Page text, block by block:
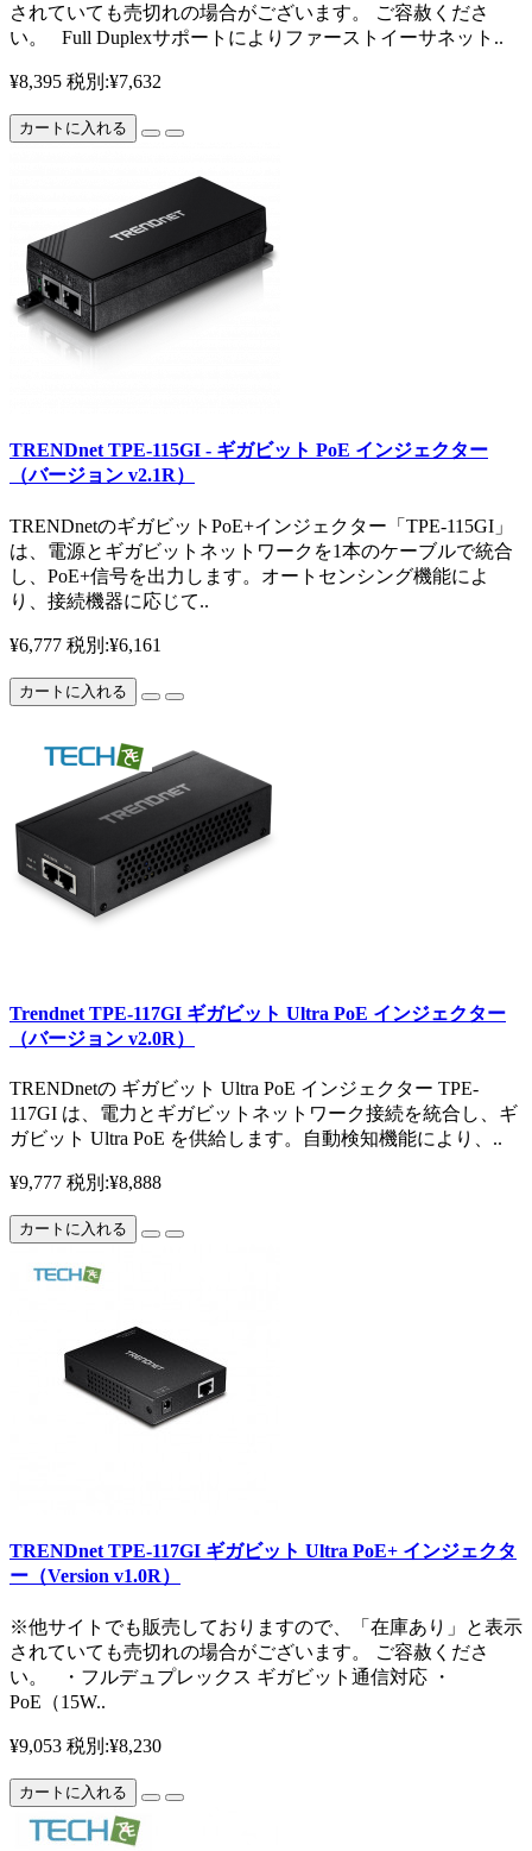
されていても売切れの場合がございます。 ご容赦くださ
い。 Full Duplexサポートによりファーストイーサネット..
¥8,395 税別:¥7,632
カートに入れる
TRENDnet TPE-115GI - ギガビット PoE インジェクター
（バージョン v2.1R）
TRENDnetのギガビットPoE+インジェクター「TPE-115GI」
は、電源とギガビットネットワークを1本のケーブルで統合
し、PoE+信号を出力します。オートセンシング機能によ
り、接続機器に応じて..
¥6,777 税別:¥6,161
カートに入れる
Trendnet TPE-117GI ギガビット Ultra PoE インジェクター
（バージョン v2.0R）
TRENDnetの ギガビット Ultra PoE インジェクター TPE-
117GI は、電力とギガビットネットワーク接続を統合し、ギ
ガビット Ultra PoE を供給します。自動検知機能により、..
¥9,777 税別:¥8,888
カートに入れる
TRENDnet TPE-117GI ギガビット Ultra PoE+ インジェクタ
ー（Version v1.0R）
※他サイトでも販売しておりますので、「在庫あり」と表示
されていても売切れの場合がございます。 ご容赦くださ
い。 ・フルデュプレックス ギガビット通信対応 ・
PoE（15W..
¥9,053 税別:¥8,230
カートに入れる